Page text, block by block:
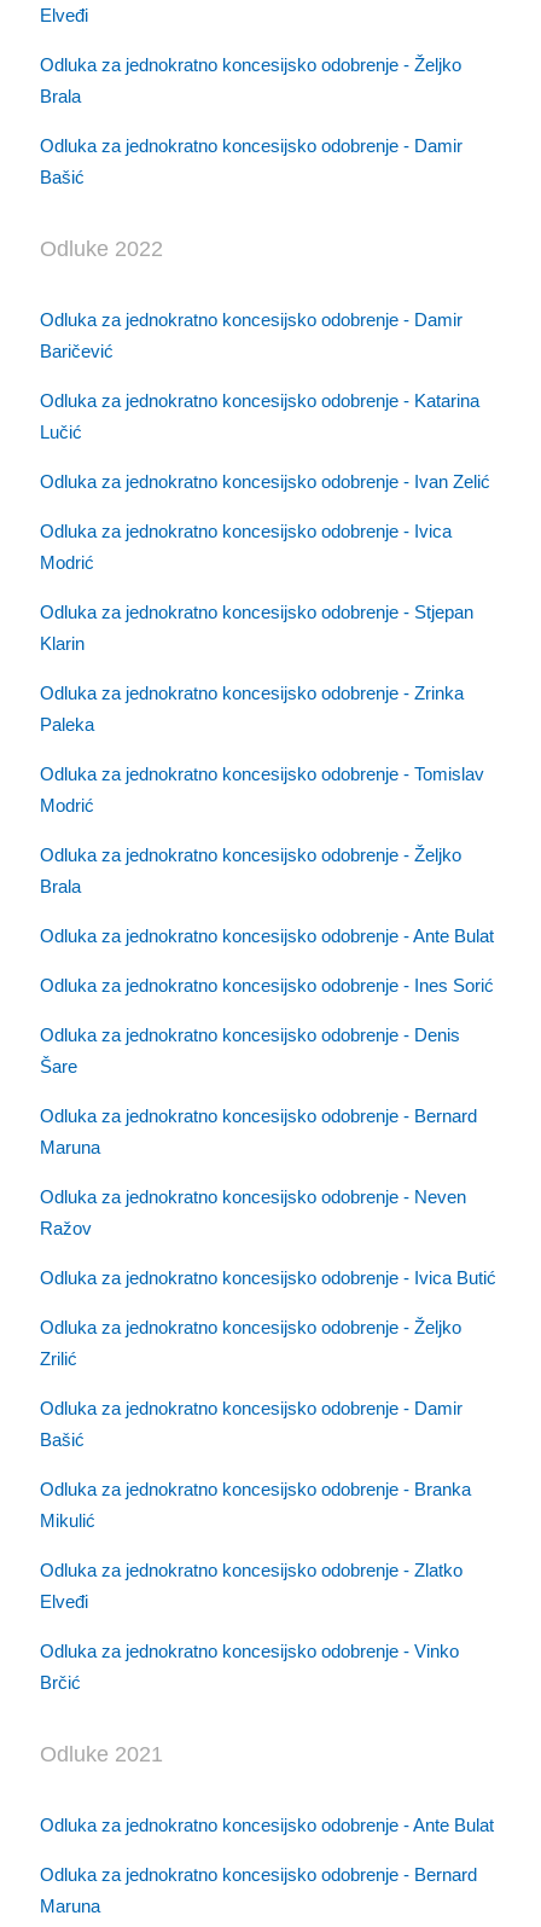
Elveđi
Odluka za jednokratno koncesijsko odobrenje - Željko
Brala
Odluka za jednokratno koncesijsko odobrenje - Damir
Bašić
Odluke 2022
Odluka za jednokratno koncesijsko odobrenje - Damir
Baričević
Odluka za jednokratno koncesijsko odobrenje - Katarina
Lučić
Odluka za jednokratno koncesijsko odobrenje - Ivan Zelić
Odluka za jednokratno koncesijsko odobrenje - Ivica
Modrić
Odluka za jednokratno koncesijsko odobrenje - Stjepan
Klarin
Odluka za jednokratno koncesijsko odobrenje - Zrinka
Paleka
Odluka za jednokratno koncesijsko odobrenje - Tomislav
Modrić
Odluka za jednokratno koncesijsko odobrenje - Željko
Brala
Odluka za jednokratno koncesijsko odobrenje - Ante Bulat
Odluka za jednokratno koncesijsko odobrenje - Ines Sorić
Odluka za jednokratno koncesijsko odobrenje - Denis
Šare
Odluka za jednokratno koncesijsko odobrenje - Bernard
Maruna
Odluka za jednokratno koncesijsko odobrenje - Neven
Ražov
Odluka za jednokratno koncesijsko odobrenje - Ivica Butić
Odluka za jednokratno koncesijsko odobrenje - Željko
Zrilić
Odluka za jednokratno koncesijsko odobrenje - Damir
Bašić
Odluka za jednokratno koncesijsko odobrenje - Branka
Mikulić
Odluka za jednokratno koncesijsko odobrenje - Zlatko
Elveđi
Odluka za jednokratno koncesijsko odobrenje - Vinko
Brčić
Odluke 2021
Odluka za jednokratno koncesijsko odobrenje - Ante Bulat
Odluka za jednokratno koncesijsko odobrenje - Bernard
Maruna